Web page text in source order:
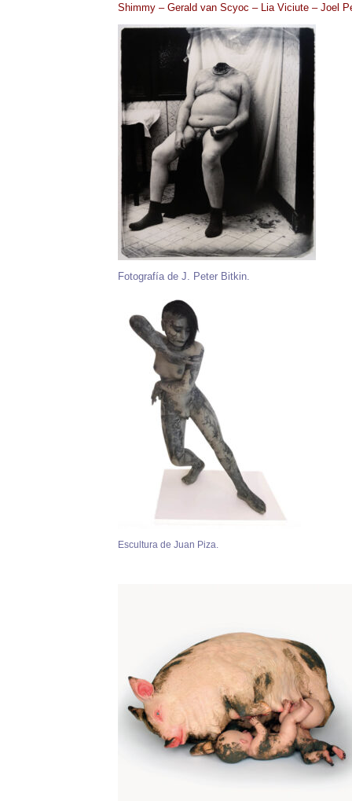
Shimmy – Gerald van Scyoc – Lia Viciute – Joel
Fotografía de J. Peter Bitkin.
Escultura de Juan Piza.